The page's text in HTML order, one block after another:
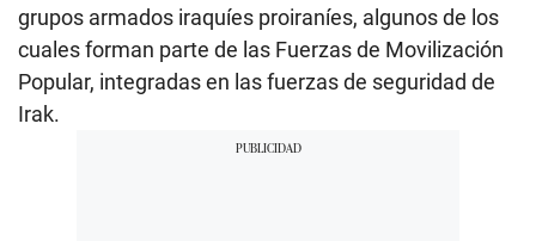
grupos armados iraquíes proiraníes, algunos de los
cuales forman parte de las Fuerzas de Movilización
Popular, integradas en las fuerzas de seguridad de
Irak.